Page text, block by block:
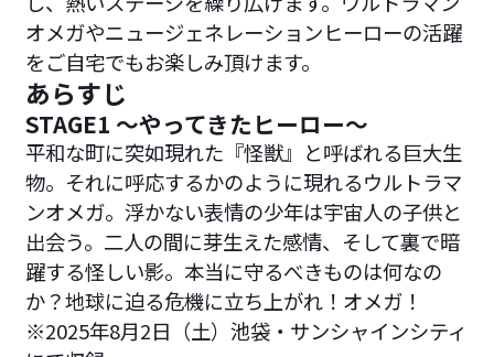
オメガやニュージェネレーションヒーローの活躍
をご自宅でもお楽しみ頂けます。
あらすじ
STAGE1 ～やってきたヒーロー～
平和な町に突如現れた『怪獣』と呼ばれる巨大生
物。それに呼応するかのように現れるウルトラマ
ンオメガ。浮かない表情の少年は宇宙人の子供と
出会う。二人の間に芽生えた感情、そして裏で暗
躍する怪しい影。本当に守るべきものは何なの
か？地球に迫る危機に立ち上がれ！オメガ！
※2025年8月2日（土）池袋・サンシャインシティ